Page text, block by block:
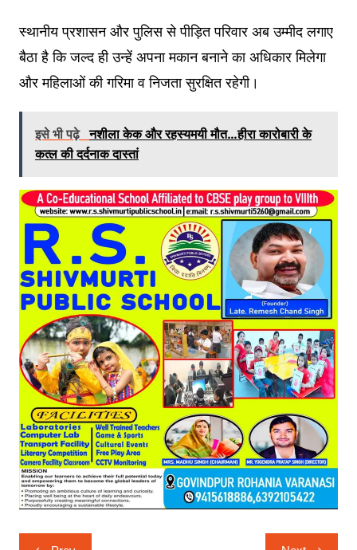
स्थानीय प्रशासन और पुलिस से पीड़ित परिवार अब उम्मीद लगाए
बैठा है कि जल्द ही उन्हें अपना मकान बनाने का अधिकार मिलेगा
और महिलाओं की गरिमा व निजता सुरक्षित रहेगी।
इसे भी पढ़े नशीला केक और रहस्यमयी मौत…हीरा कारोबारी के
कत्ल की दर्दनाक दास्तां
Post